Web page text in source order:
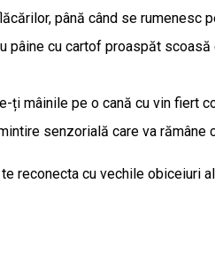
până când se rumenesc
pâine cu cartof proaspăt
ți mâinile pe o cană cu vin fiert
senzorială care va
reconecta cu vechile obiceiuri